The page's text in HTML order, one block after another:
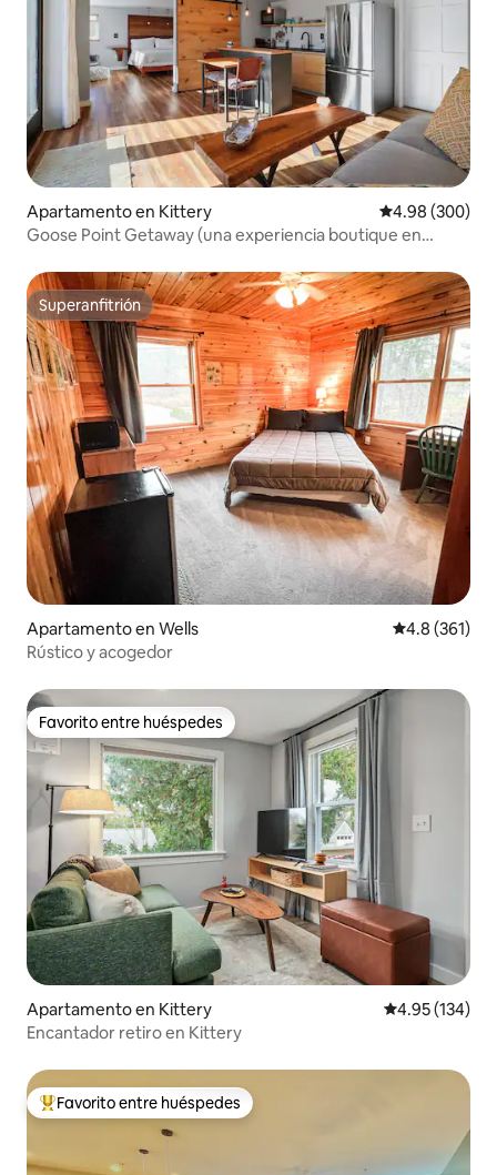
Apartamento en Kittery Calificación
4.98 (300)
Goose Point Getaway (una experiencia boutique en
Superanfitrión
Superanfitrión
Apartamento en Wells Calificación
4.8 (361)
Rústico y acogedor
Favorito entre huéspedes
Favorito entre huéspedes
Apartamento en Kittery Calificación
4.95 (134)
Encantador retiro en Kittery
Favorito entre huéspedes preferido
Favorito entre huéspedes